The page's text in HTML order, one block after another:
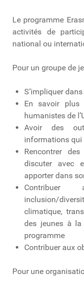
Le programme
activités de
national ou
Pour un groupe de
S’impliquer
En savoir plus
humanistes de
Avoir des
informations qui
Rencontrer
discuter avec
apporter dans
Contribuer
inclusion/
climatique,
des jeunes à
programme
Contribuer aux
Pour une